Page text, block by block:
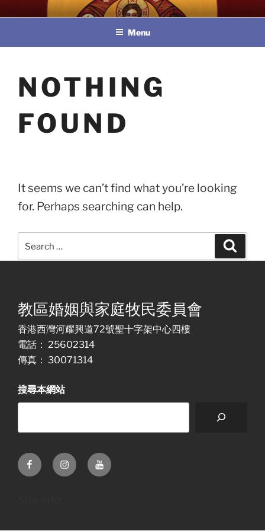
to
教區婚姻與家庭牧民委員會
Menu
NOTHING
FOUND
It seems we can’t find what you’re looking
for. Perhaps searching can help.
for:
教區婚姻與家庭牧民委員會
香港西灣河耀興道72號聖十字架中心四樓
電話： 25602314
傳真： 30071314
搜尋本網站
FacebookInstagramYoutube